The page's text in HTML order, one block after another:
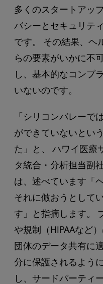
多くのスタートアッ
バシーとセキュリテ
です。 その結果、ヘ
らの要素がいかに不
し、基本的なコンプ
いないのです。
「シリコンバレーで
ができていないとい
た」と、 ハワイ医療
タ統合・分析担当副
は、述べています「
それに倣おうとして
す」と指摘します。
や規制（HIPAAなど
団体のデータ共有に
分に保護されるよう
し、サードパーティ